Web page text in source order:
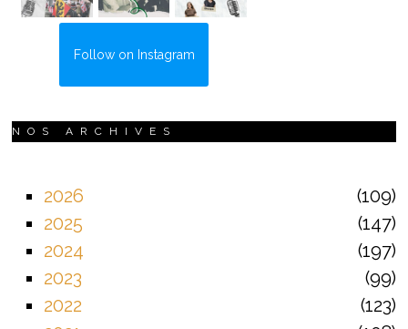
Follow on Instagram
NOS ARCHIVES
2026
109
2025
147
2024
197
2023
99
2022
123